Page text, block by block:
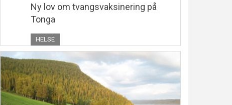
Ny lov om tvangsvaksinering på
Tonga
HELSE